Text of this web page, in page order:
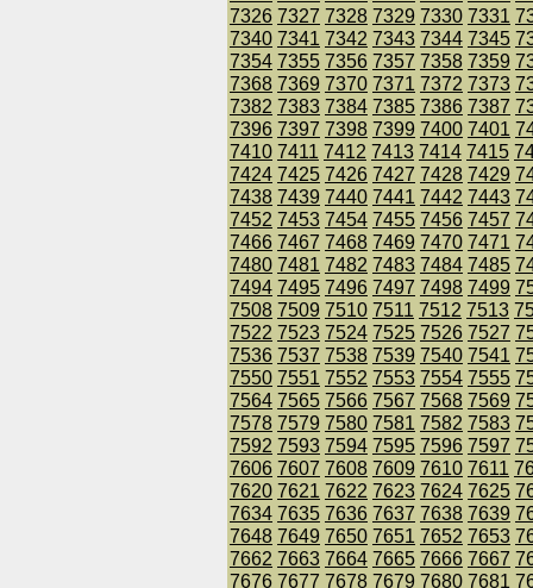
7326 7327 7328 7329 7330 7331
7340 7341 7342 7343 7344 7345
7354 7355 7356 7357 7358 7359
7368 7369 7370 7371 7372 7373
7382 7383 7384 7385 7386 7387
7396 7397 7398 7399 7400 7401
7410 7411 7412 7413 7414 7415
7424 7425 7426 7427 7428 7429
7438 7439 7440 7441 7442 7443
7452 7453 7454 7455 7456 7457
7466 7467 7468 7469 7470 7471
7480 7481 7482 7483 7484 7485
7494 7495 7496 7497 7498 7499
7508 7509 7510 7511 7512 7513
7522 7523 7524 7525 7526 7527
7536 7537 7538 7539 7540 7541
7550 7551 7552 7553 7554 7555
7564 7565 7566 7567 7568 7569
7578 7579 7580 7581 7582 7583
7592 7593 7594 7595 7596 7597
7606 7607 7608 7609 7610 7611
7620 7621 7622 7623 7624 7625
7634 7635 7636 7637 7638 7639
7648 7649 7650 7651 7652 7653
7662 7663 7664 7665 7666 7667
7676 7677 7678 7679 7680 7681